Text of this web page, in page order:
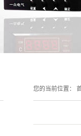
您的当前位置：